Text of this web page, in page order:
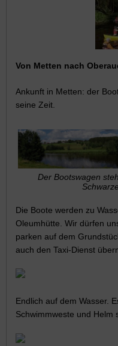
Von Metten nach
Ankunft in Metten: der
seine Zeit.
Der Bootswagen
Die Boote werden zu
Oleumhütte. Wir dürfen
parken auf dem
auch den Taxi-Dienst
Endlich auf dem Wasser.
Schwimmweste und Helm